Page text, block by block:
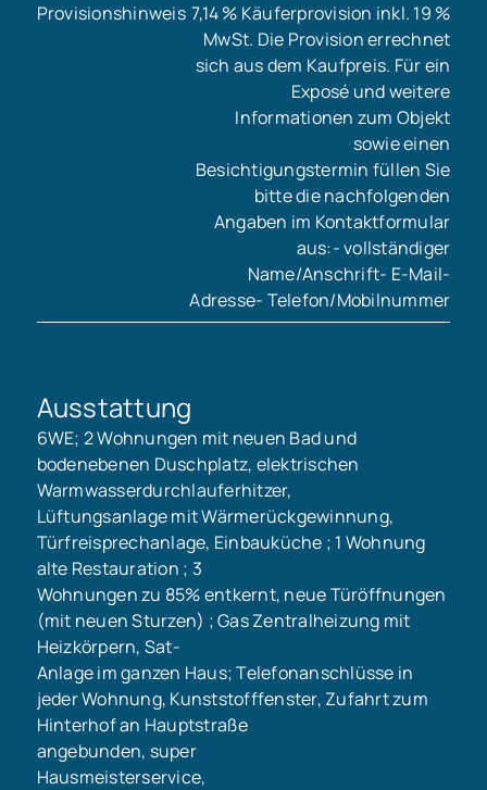
Provisionshinweis 7,14 % Käuferprovision inkl. 19 %
MwSt. Die Provision errechnet
sich aus dem Kaufpreis. Für ein
Exposé und weitere
Informationen zum Objekt
sowie einen
Besichtigungstermin füllen Sie
bitte die nachfolgenden
Angaben im Kontaktformular
aus:- vollständiger
Name/Anschrift- E-Mail-
Adresse- Telefon/Mobilnummer
Ausstattung
6WE; 2 Wohnungen mit neuen Bad und
bodenebenen Duschplatz, elektrischen
Warmwasserdurchlauferhitzer,
Lüftungsanlage mit Wärmerückgewinnung,
Türfreisprechanlage, Einbauküche ; 1 Wohnung
alte Restauration ; 3
Wohnungen zu 85% entkernt, neue Türöffnungen
(mit neuen Sturzen) ; Gas Zentralheizung mit
Heizkörpern, Sat-
Anlage im ganzen Haus; Telefonanschlüsse in
jeder Wohnung, Kunststofffenster, Zufahrt zum
Hinterhof an Hauptstraße
angebunden, super
Hausmeisterservice,